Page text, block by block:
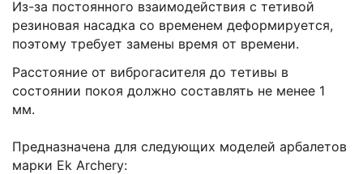
Из-за постоянного взаимодействия с тетивой
резиновая насадка со временем деформируется,
поэтому требует замены время от времени.
Расстояние от виброгасителя до тетивы в
состоянии покоя должно составлять не менее 1
мм.
Предназначена для следующих моделей арбалетов
марки Ek Archery: